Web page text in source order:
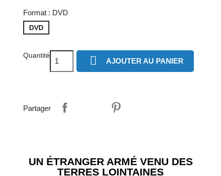
Format : DVD
DVD
Quantité  AJOUTER AU PANIER
Partager
UN ÉTRANGER ARMÉ VENU DES
TERRES LOINTAINES